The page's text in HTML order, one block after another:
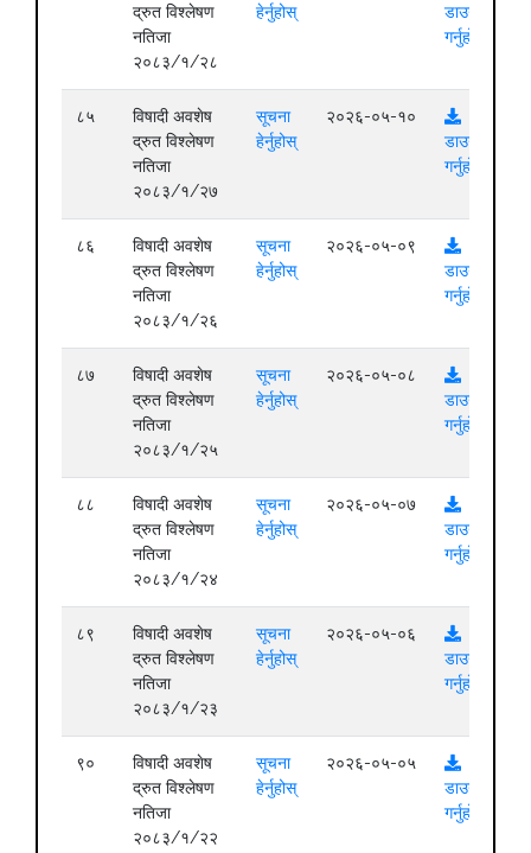
द्रुत विश्लेषण
नतिजा
२०८३/१/२८
हेर्नुहोस्
डाउनलोड
गर्नुहोस्
८५
विषादी अवशेष
द्रुत विश्लेषण
नतिजा
२०८३/१/२७
सूचना
हेर्नुहोस्
२०२६-०५-१०
डाउनलोड
गर्नुहोस्
८६
विषादी अवशेष
द्रुत विश्लेषण
नतिजा
२०८३/१/२६
सूचना
हेर्नुहोस्
२०२६-०५-०९
डाउनलोड
गर्नुहोस्
८७
विषादी अवशेष
द्रुत विश्लेषण
नतिजा
२०८३/१/२५
सूचना
हेर्नुहोस्
२०२६-०५-०८
डाउनलोड
गर्नुहोस्
८८
विषादी अवशेष
द्रुत विश्लेषण
नतिजा
२०८३/१/२४
सूचना
हेर्नुहोस्
२०२६-०५-०७
डाउनलोड
गर्नुहोस्
८९
विषादी अवशेष
द्रुत विश्लेषण
नतिजा
२०८३/१/२३
सूचना
हेर्नुहोस्
२०२६-०५-०६
डाउनलोड
गर्नुहोस्
९०
विषादी अवशेष
द्रुत विश्लेषण
नतिजा
२०८३/१/२२
सूचना
हेर्नुहोस्
२०२६-०५-०५
डाउनलोड
गर्नुहोस्